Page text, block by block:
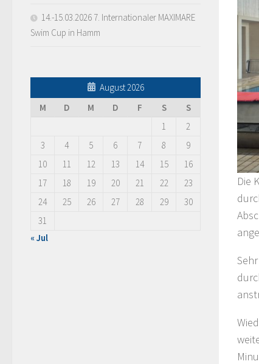
Die
14.-15.03.2026 7. Internationaler MAXIMARE
Swim Cup in Hamm
August 2026
M
D M D F S
S
1
2
3
4 5 6 7 8
9
10
11 12 13 14 15
16
17
18 19 20 21 22
23
24
25 26 27 28 29
30
31
« Jul